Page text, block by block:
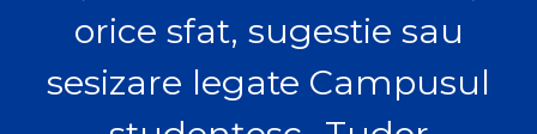
orice sfat, sugestie sau
sesizare legate Campusul